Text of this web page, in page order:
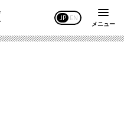
JP EN
メニュー